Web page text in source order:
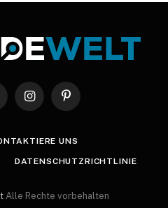
InstagramPinterest
UNS
DATENSCHUTZRICHTLINIE
Alle Rechte vorbehalten